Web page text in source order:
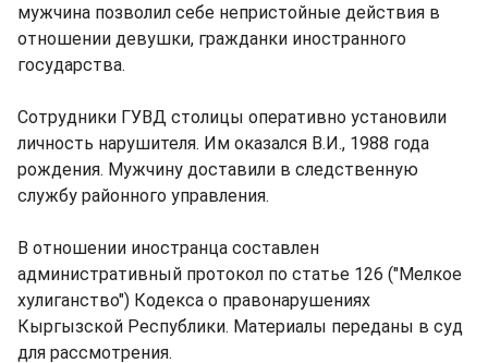
мужчина позволил себе непристойные действия в
отношении девушки, гражданки иностранного
государства.
Сотрудники ГУВД столицы оперативно установили
личность нарушителя. Им оказался В.И., 1988 года
рождения. Мужчину доставили в следственную
службу районного управления.
В отношении иностранца составлен
административный протокол по статье 126 ("Мелкое
хулиганство") Кодекса о правонарушениях
Кыргызской Республики. Материалы переданы в суд
для рассмотрения.